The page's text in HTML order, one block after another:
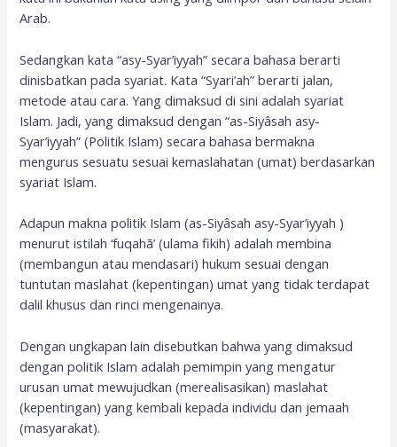
Arab.
Sedangkan kata “asy-Syar’iyyah” secara bahasa berarti
dinisbatkan pada syariat. Kata “Syari’ah” berarti jalan,
metode atau cara. Yang dimaksud di sini adalah syariat
Islam. Jadi, yang dimaksud dengan “as-Siyâsah asy-
Syar’iyyah” (Politik Islam) secara bahasa bermakna
mengurus sesuatu sesuai kemaslahatan (umat) berdasarkan
syariat Islam.
Adapun makna politik Islam (as-Siyâsah asy-Syar’iyyah )
menurut istilah ‘fuqahā’ (ulama fikih) adalah membina
(membangun atau mendasari) hukum sesuai dengan
tuntutan maslahat (kepentingan) umat yang tidak terdapat
dalil khusus dan rinci mengenainya.
Dengan ungkapan lain disebutkan bahwa yang dimaksud
dengan politik Islam adalah pemimpin yang mengatur
urusan umat mewujudkan (merealisasikan) maslahat
(kepentingan) yang kembali kepada individu dan jemaah
(masyarakat).